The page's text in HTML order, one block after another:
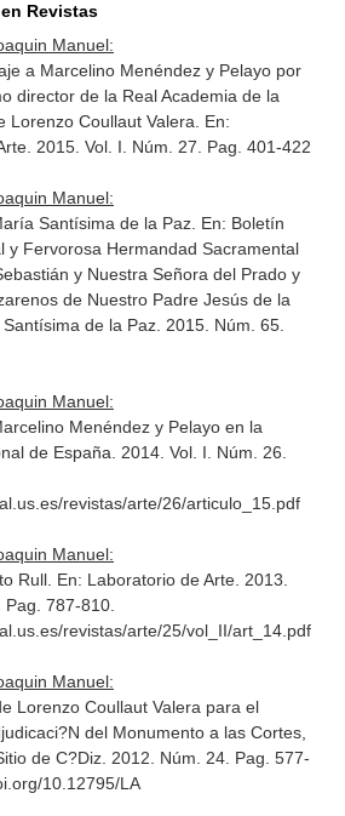
Revistas
Manuel:
a Marcelino Menéndez y Pelayo por
director de la Real Academia de la
Lorenzo Coullaut Valera. En:
. 2015. Vol. I. Núm. 27. Pag. 401-422
Manuel:
Santísima de la Paz. En: Boletín
y Fervorosa Hermandad Sacramental
y Nuestra Señora del Prado y
de Nuestro Padre Jesús de la
de la Paz. 2015. Núm. 65.
Manuel:
Menéndez y Pelayo en la
de España. 2014. Vol. I. Núm. 26.
revistas/arte/26/articulo_15.pdf
Manuel:
Rull. En: Laboratorio de Arte. 2013.
787-810.
revistas/arte/25/vol_II/art_14.pdf
Manuel:
Lorenzo Coullaut Valera para el
del Monumento a las Cortes,
de C?Diz. 2012. Núm. 24. Pag. 577-
10.12795/LA